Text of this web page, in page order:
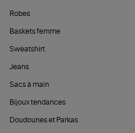
Robes
Baskets femme
Sweatshirt
Jeans
Sacs à main
Bijoux tendances
Doudounes et Parkas